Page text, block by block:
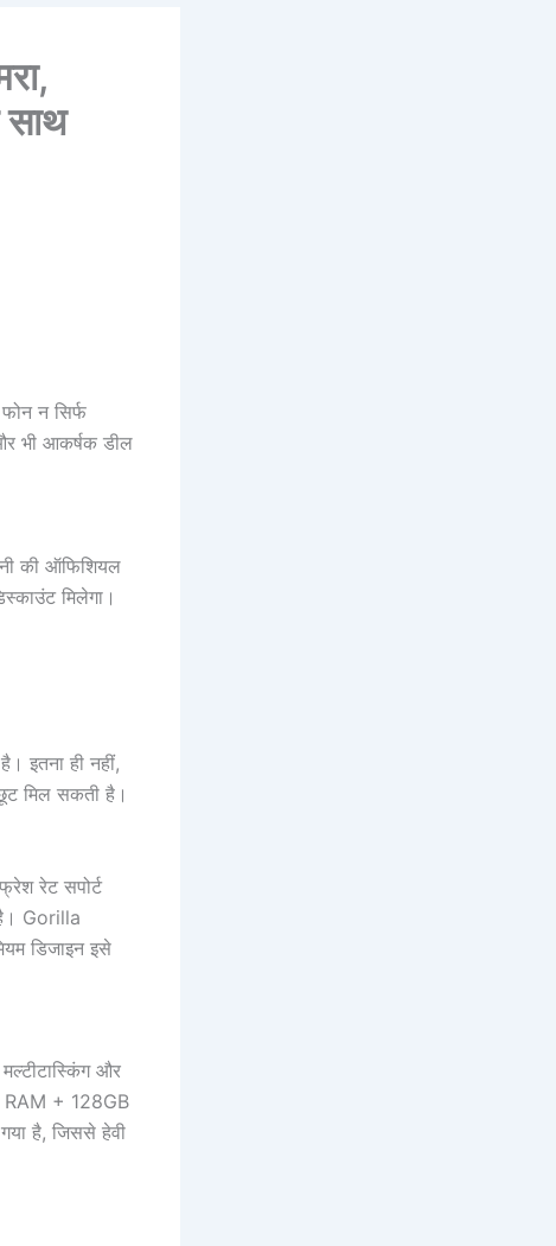
न सिर्फ
भी आकर्षक डील
की ऑफिशियल
मिलेगा।
इतना ही नहीं,
मिल सकती है।
रेट सपोर्ट
Gorilla
डिजाइन इसे
और
RAM + 128GB
है, जिससे हेवी